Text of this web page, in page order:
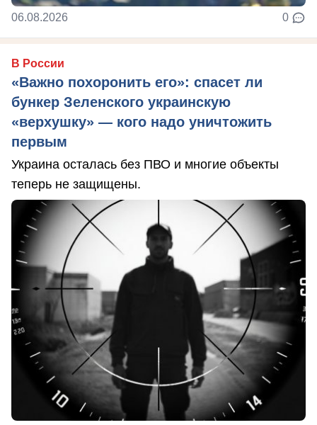
06.08.2026 0
В России
«Важно похоронить его»: спасет ли
бункер Зеленского украинскую
«верхушку» — кого надо уничтожить
первым
Украина осталась без ПВО и многие объекты
теперь не защищены.